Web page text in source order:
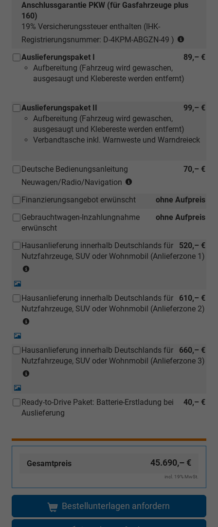
Anschlussgarantie PKW (für Gasfahrzeuge plus
160)
19% Versicherungssteuer enthalten (IHK-
Registrierungsnummer: D-4KPM-ABGZN-49 )
89,– €
Auslieferungspaket I
Aufbereitung (Fahrzeug wird gewaschen,
ausgesaugt und Klebereste werden entfernt)
99,– €
Auslieferungspaket II
Aufbereitung (Fahrzeug wird gewaschen,
ausgesaugt und Klebereste werden entfernt)
Verbandtasche inkl. Warnweste und Warndreieck
70,– €
Deutsche Bedienungsanleitung
Neuwagen/Radio/Navigation
auch
einem
Händler
kostengünstiger
ohne Aufpreis
Finanzierungsangebot erwünscht
ohne Aufpreis
Gebrauchtwagen-Inzahlungnahme
erwünscht
520,– €
Hausanlieferung innerhalb Deutschlands für
Nutzfahrzeuge, SUV oder Wohnmobil (Anlieferzone 1)
(ausgenommen
Inselanlieferungen)
610,– €
Hausanlieferung innerhalb Deutschlands für
Nutzfahrzeuge, SUV oder Wohnmobil (Anlieferzone 2)
(ausgenommen
Inselanlieferungen)
660,– €
Hausanlieferung innerhalb Deutschlands für
Nutzfahrzeuge, SUV oder Wohnmobil (Anlieferzone 3)
(ausgenommen
Inselanlieferungen)
40,– €
Ready-to-Drive Paket: Batterie-Erstladung bei
Auslieferung
Gesamtpreis 45.690,– €
incl. 19% MwSt.
Bestellunterlagen anfordern